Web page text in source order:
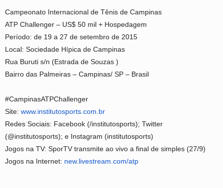
Campeonato Internacional de Tênis de Campinas
ATP Challenger – US$ 50 mil + Hospedagem
Período: de 19 a 27 de setembro de 2015
Local: Sociedade Hípica de Campinas
Rua Buruti s/n (Estrada de Souzas )
Bairro das Palmeiras – Campinas/ SP – Brasil
#CampinasATPChallenger
Site: www.institutosports.com.br
Redes Sociais: Facebook (/institutosports); Twitter
(@institutosports); e Instagram (institutosports)
Jogos na TV: SporTV transmite ao vivo a final de simples (27/9)
Jogos na Internet: new.livestream.com/atp